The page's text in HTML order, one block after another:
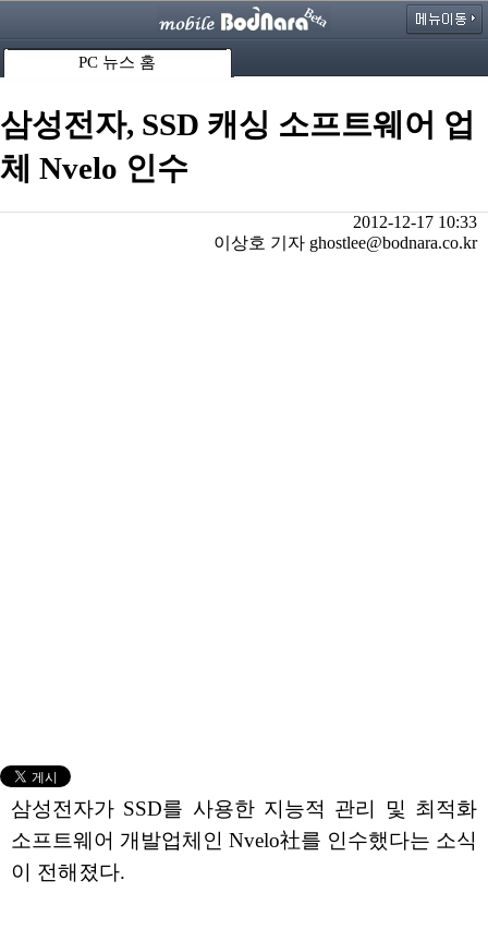
PC 뉴스 홈
삼성전자, SSD 캐싱 소프트웨어 업
체 Nvelo 인수
2012-12-17 10:33
이상호 기자 ghostlee@bodnara.co.kr
삼성전자가 SSD를 사용한 지능적 관리 및 최적화
소프트웨어 개발업체인 Nvelo社를 인수했다는 소식
이 전해졌다.